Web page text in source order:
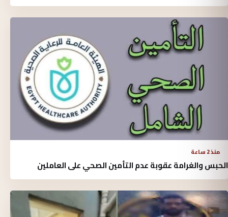
منذ 2 ساعة
الحبس والغرامة عقوبة عدم التأمين الصحي على العاملين